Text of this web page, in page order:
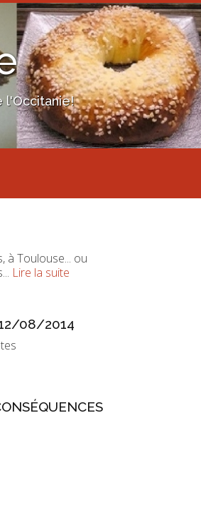
l'Occitanie!
à Toulouse... ou
Lire la suite
12/08/2014